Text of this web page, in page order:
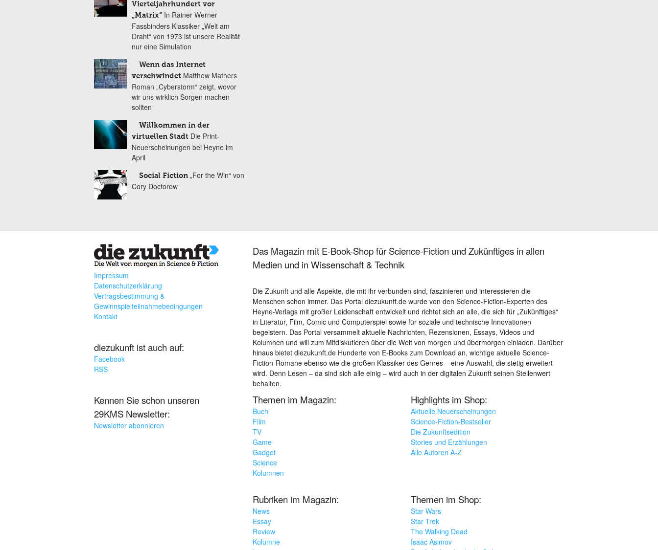
Vierteljahrhundert vor
„Matrix“ In Rainer Werner
Fassbinders Klassiker „Welt am
Draht“ von 1973 ist unsere Realität
nur eine Simulation
Wenn das Internet
verschwindet Matthew Mathers
Roman „Cyberstorm“ zeigt, wovor
wir uns wirklich Sorgen machen
sollten
Willkommen in der
virtuellen Stadt Die Print-
Neuerscheinungen bei Heyne im
April
Social Fiction „For the Win“ von
Cory Doctorow
Impressum
Datenschutzerklärung
Vertragsbestimmung &
Gewinnspielteilnahmebedingungen
Kontakt
diezukunft ist auch auf:
Facebook
RSS
Kennen Sie schon unseren
29KMS Newsletter:
Newsletter abonnieren
Das Magazin mit E-Book-Shop für Science-Fiction und Zukünftiges in allen
Medien und in Wissenschaft & Technik
Die Zukunft und alle Aspekte, die mit ihr verbunden sind, faszinieren und interessieren die
Menschen schon immer. Das Portal diezukunft.de wurde von den Science-Fiction-Experten des
Heyne-Verlags mit großer Leidenschaft entwickelt und richtet sich an alle, die sich für „Zukünftiges“
in Literatur, Film, Comic und Computerspiel sowie für soziale und technische Innovationen
begeistern. Das Portal versammelt aktuelle Nachrichten, Rezensionen, Essays, Videos und
Kolumnen und will zum Mitdiskutieren über die Welt von morgen und übermorgen einladen. Darüber
hinaus bietet diezukunft.de Hunderte von E-Books zum Download an, wichtige aktuelle Science-
Fiction-Romane ebenso wie die großen Klassiker des Genres – eine Auswahl, die stetig erweitert
wird. Denn Lesen – da sind sich alle einig – wird auch in der digitalen Zukunft seinen Stellenwert
behalten.
Themen im Magazin:
Buch
Film
TV
Game
Gadget
Science
Kolumnen
Highlights im Shop:
Aktuelle Neuerscheinungen
Science-Fiction-Bestseller
Die Zukunftsedition
Stories und Erzählungen
Alle Autoren A-Z
Rubriken im Magazin:
News
Essay
Review
Kolumne
Themen im Shop:
Star Wars
Star Trek
The Walking Dead
Isaac Asimov